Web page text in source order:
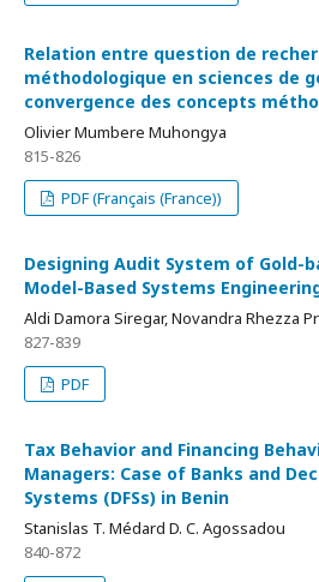
Relation entre question de
méthodologique en sciences de
convergence des concepts
Olivier Mumbere Muhongya
815-826
PDF (Français (France))
Designing Audit System of Gold-
Model-Based Systems
Aldi Damora Siregar, Novandra Rhezza
827-839
PDF
Tax Behavior and Financing
Managers: Case of Banks and
Systems (DFSs) in Benin
Stanislas T. Médard D. C. Agossadou
840-872